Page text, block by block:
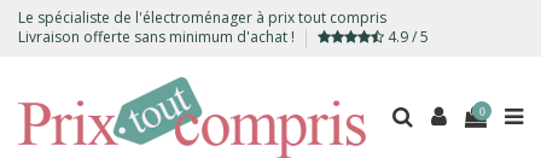
Le spécialiste de l'électroménager à prix tout compris
Livraison offerte sans minimum d'achat !
4.9 / 5
0